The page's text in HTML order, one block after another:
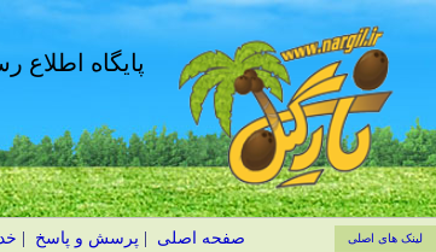
پایگاه اطلاع
صفحه اصلی پرسش و پاسخ لینک های اصلی